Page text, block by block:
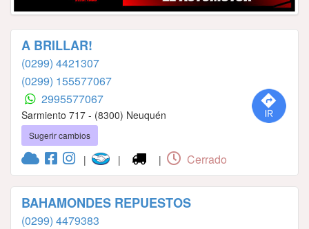
A BRILLAR!
(0299) 4421307
(0299) 155577067
2995577067
Sarmiento 717 - (8300) Neuquén
Sugerir cambios
| | | Cerrado
BAHAMONDES REPUESTOS
(0299) 4479383